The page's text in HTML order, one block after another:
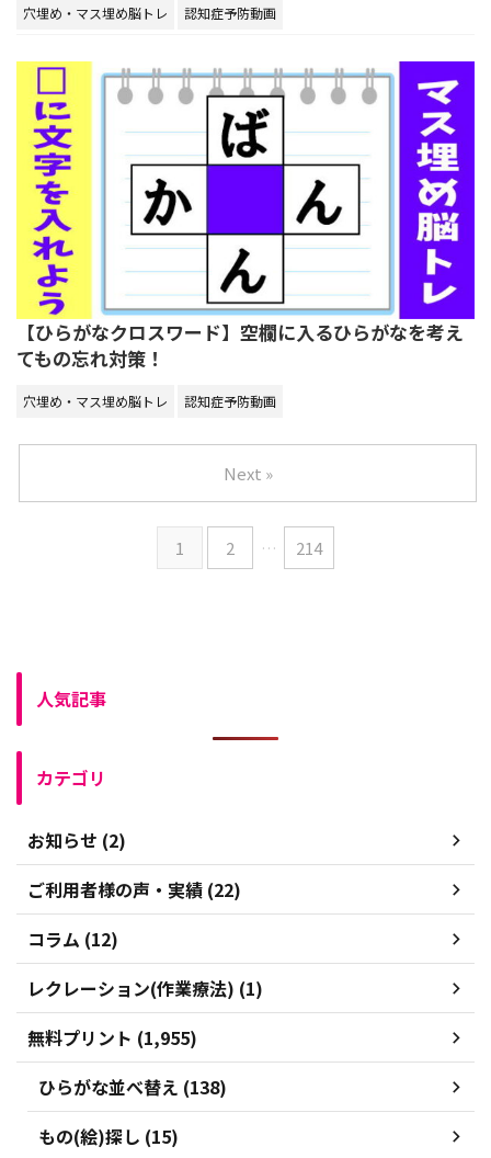
穴埋め・マス埋め脳トレ 認知症予防動画
【ひらがなクロスワード】空欄に入るひらがなを考え
てもの忘れ対策！
穴埋め・マス埋め脳トレ 認知症予防動画
1 2 … 214
Next »
人気記事
カテゴリ
お知らせ (2)
ご利用者様の声・実績 (22)
コラム (12)
レクレーション(作業療法) (1)
無料プリント (1,955)
ひらがな並べ替え (138)
もの(絵)探し (15)